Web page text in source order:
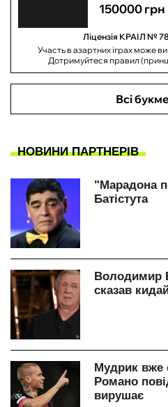
150000 грн
Ліцензія КРАІЛ №
Участь в азартних іграх може
Дотримуйтеся правил
Всі